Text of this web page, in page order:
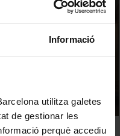
Informació
utilitza galetes
de gestionar les
perquè accediu